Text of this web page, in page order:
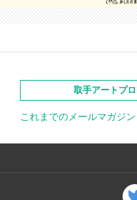
取手アートプ
これまでのメールマガジン